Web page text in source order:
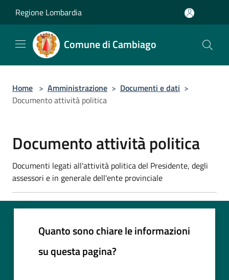
Regione Lombardia
Comune di Cambiago
Home > Amministrazione > Documenti e dati >
Documento attività politica
Documento attività politica
Documenti legati all'attività politica del Presidente, degli
assessori e in generale dell'ente provinciale
Quanto sono chiare le informazioni
su questa pagina?